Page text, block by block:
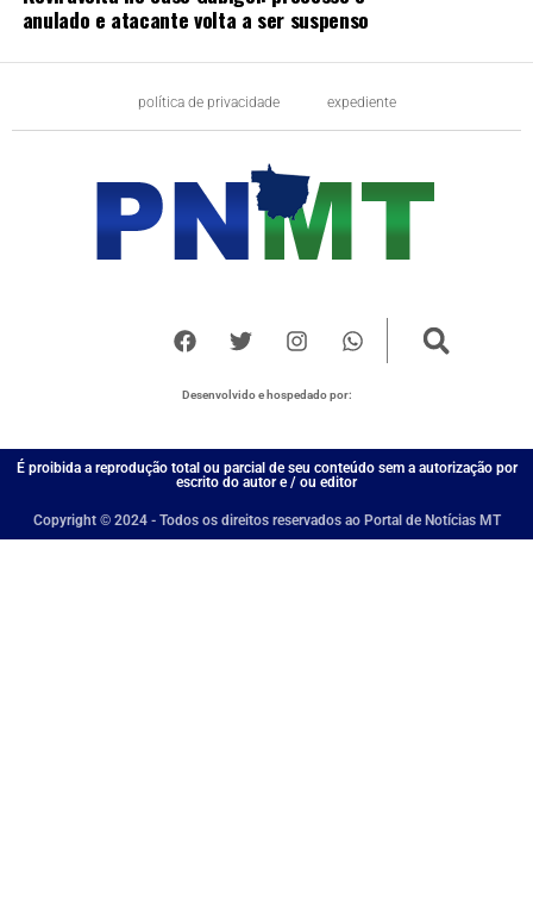
anulado e atacante volta a ser suspenso
política de privacidade expediente
Desenvolvido e hospedado por:
É proibida a reprodução total ou parcial de seu conteúdo sem a autorização por
escrito do autor e / ou editor
Copyright © 2024 - Todos os direitos reservados ao Portal de Notícias MT